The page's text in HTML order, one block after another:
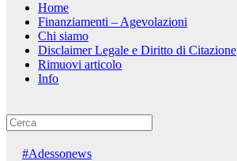
Home
Finanziamenti – Agevolazioni
Chi siamo
Disclaimer Legale e Diritto di Citazione
Rimuovi articolo
Info
#Adessonews